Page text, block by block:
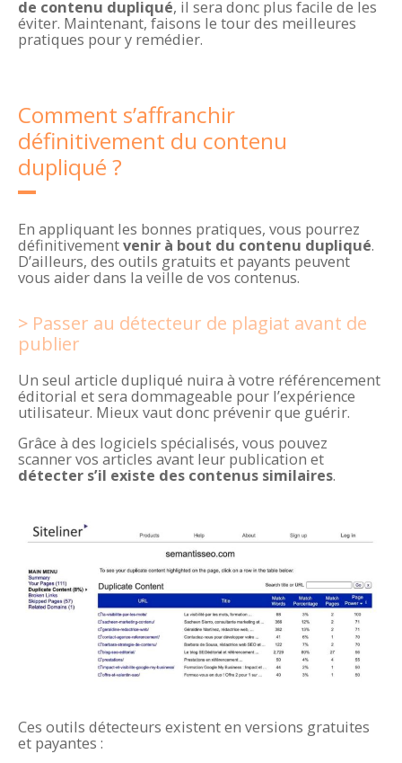
de contenu dupliqué, il sera donc plus facile de les
éviter. Maintenant, faisons le tour des meilleures
pratiques pour y remédier.
Comment s’affranchir
définitivement du contenu
dupliqué ?
En appliquant les bonnes pratiques, vous pourrez
définitivementvenir à bout du contenu dupliqué.
D’ailleurs, des outils gratuits et payants peuvent
vous aider dans la veille de vos contenus.
Passer au détecteur de plagiat avant de
publier
Un seul article dupliqué nuira à votre référencement
éditorial et sera dommageable pour l’expérience
utilisateur. Mieux vaut donc prévenir que guérir.
Grâce à des logiciels spécialisés, vous pouvez
scanner vos articles avant leur publication et
détecter s’il existe des contenus similaires.
Ces outils détecteurs existent en versions gratuites
et payantes :